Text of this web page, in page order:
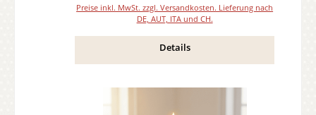
Preise inkl. MwSt. zzgl. Versandkosten. Lieferung nach
DE, AUT, ITA und CH.
Details